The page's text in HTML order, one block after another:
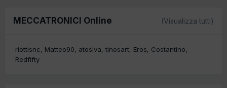
MECCATRONICI Online (Visualizza tutti)
riottisnc Matteo90 atoslva tinosart Eros
Costantino
Redfifty